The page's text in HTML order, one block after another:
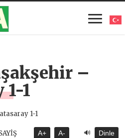
–
1-1
A+ A- 🔊 Dinle